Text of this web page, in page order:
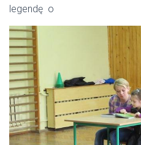
legendę o